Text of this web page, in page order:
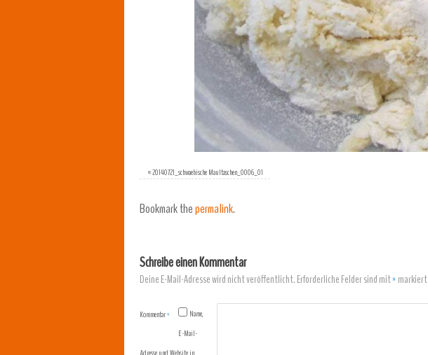
«20140721_schwaebische Maultaschen_0006_01
Bookmark thepermalink.
Schreibe einen Kommentar
Deine E-Mail-Adresse wird nicht veröffentlicht.Erforderliche Felder sind mit*markiert
Kommentar*
Name,
E-Mail-